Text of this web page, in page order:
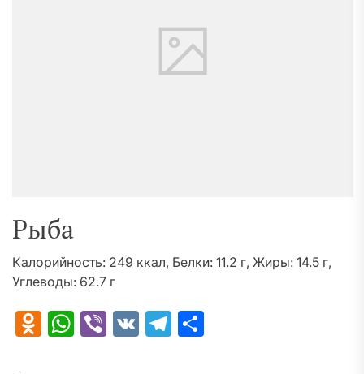
Рыба
Калорийность: 249 ккал, Белки: 11.2 г, Жиры: 14.5 г,
Углеводы: 62.7 г
Odnoklassniki
WhatsApp
Viber
VK Telegram